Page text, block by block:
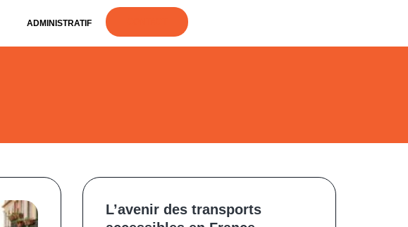
ADMINISTRATIF
L’avenir des transports